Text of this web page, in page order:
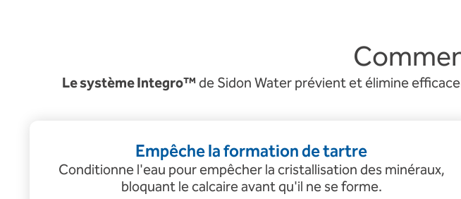
Le système Integro™de Sidon Water prévient et élimine
Empêche la formation de tartre
Conditionne l'eau pour empêcher la cristallisation des minéraux,
bloquant le calcaire avant qu'il ne se forme.